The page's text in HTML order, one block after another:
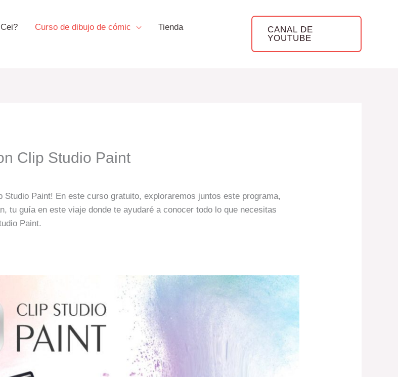
Curso de dibujo de cómic
Tienda
CANAL DE
YOUTUBE
Clip Studio Paint
Studio Paint! En este curso gratuito, exploraremos juntos este programa,
tu guía en este viaje donde te ayudaré a conocer todo lo que necesitas
Paint.